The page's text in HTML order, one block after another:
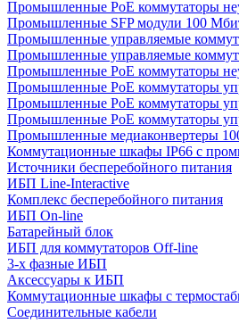
Промышленные PoE коммутаторы
Промышленные SFP модули 100
Промышленные управляемые
Промышленные управляемые
Промышленные PoE коммутаторы
Промышленные PoE коммутаторы
Промышленные PoE коммутаторы
Промышленные PoE коммутаторы
Промышленные медиаконвертеры
Коммутационные шкафы IP66 c
Источники бесперебойного питания
ИБП Line-Interactive
Комплекс бесперебойного питания
ИБП On-line
Батарейный блок
ИБП для коммутаторов Off-line
3-х фазные ИБП
Аксессуары к ИБП
Коммутационные шкафы с
Соединительные кабели